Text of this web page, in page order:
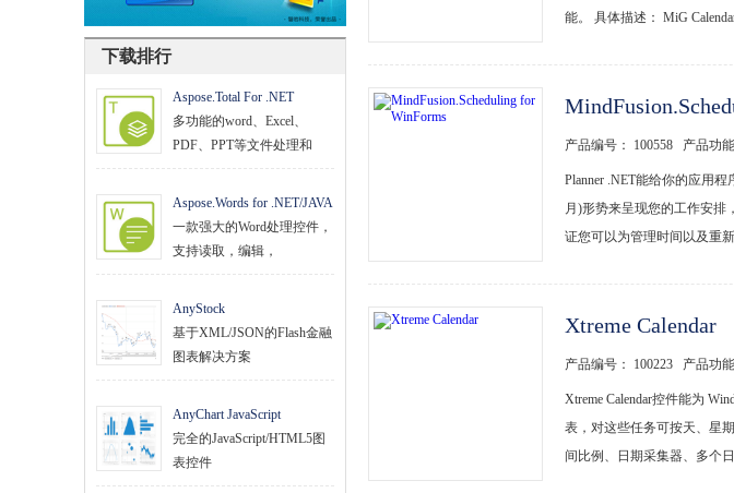
下载排行
Aspose.Total For .NET
多功能的word、Excel、
PDF、PPT等文件处理和
Aspose.Words for .NET/JAVA
一款强大的Word处理控件，
支持读取，编辑，
AnyStock
基于XML/JSON的Flash金融
图表解决方案
AnyChart JavaScript
完全的JavaScript/HTML5图
表控件
能。 具体描述： MiG
产品编号： 100558 产品功
Planner .NET能给你的应用
月)形势来呈现您的工作安
证您可以为管理时间以及重
Xtreme Calendar
产品编号： 100223 产品功
Xtreme Calendar控件能为
表，对这些任务可按天、星
间比例、日期采集器、多个